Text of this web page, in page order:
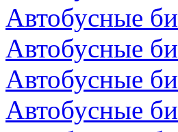
Автобусные
Автобусные
Автобусные
Автобусные